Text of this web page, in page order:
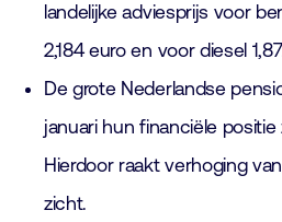
landelijke adviesprijs voor
2,184 euro en voor diesel
De grote Nederlandse
januari hun financiële
Hierdoor raakt verhoging
zicht.